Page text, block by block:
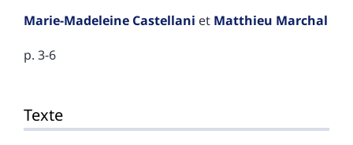
Marie-Madeleine Castellani et Matthieu Marchal
p. 3-6
Notes
Citer cet article
Texte